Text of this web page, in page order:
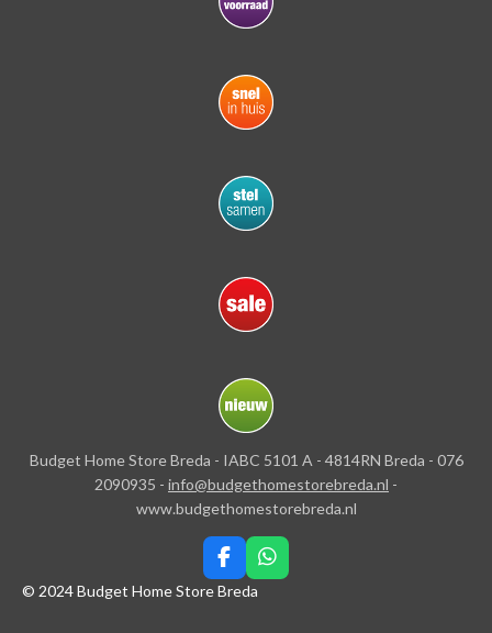
Budget Home Store Breda - IABC 5101 A - 4814RN Breda - 076
2090935 - info@budgethomestorebreda.nl -
www.budgethomestorebreda.nl
F
a
W
h
© 2024 Budget Home Store Breda